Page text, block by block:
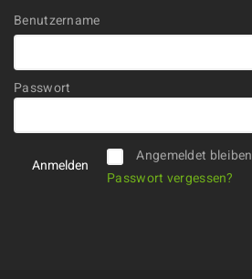
Benutzername
Passwort
Angemeldet bleiben
Passwort vergessen?